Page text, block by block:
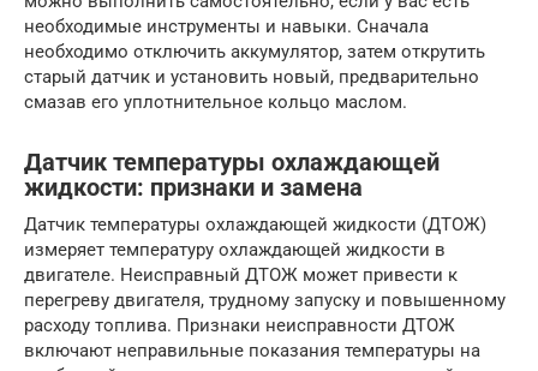
необходимые инструменты и навыки. Сначала
необходимо отключить аккумулятор, затем открутить
старый датчик и установить новый, предварительно
смазав его уплотнительное кольцо маслом.
Датчик температуры охлаждающей
жидкости: признаки и замена
Датчик температуры охлаждающей жидкости (ДТОЖ)
измеряет температуру охлаждающей жидкости в
двигателе. Неисправный ДТОЖ может привести к
перегреву двигателя, трудному запуску и повышенному
расходу топлива. Признаки неисправности ДТОЖ
включают неправильные показания температуры на